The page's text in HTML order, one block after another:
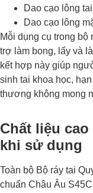
Dao cạo lông tai
Dao cạo lông
Mỗi dụng cụ trong
trợ làm bong, lấy và
kết hợp này giúp
sinh tai khoa học,
thương không mong
Chất liệu
khi sử dụng
Toàn bộ Bộ ráy tai
chuẩn Châu Âu